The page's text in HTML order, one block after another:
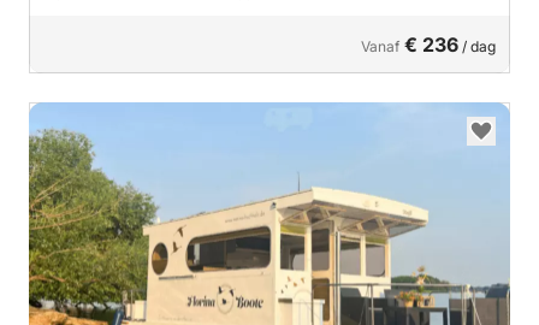
Vanaf € 236 / dag